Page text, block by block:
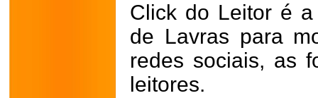
Click do Leitor é
de Lavras para
redes sociais, as
leitores.